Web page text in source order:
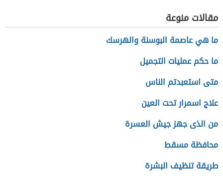
مقالات منوعة
ما هي عاصمة البوسنة والهرسك
ما حكم عمليات التجميل
متى استعبدتم الناس
علاج اسمرار تحت العين
من الذى جهز جيش العسرة
محافظة مسقط
طريقة تنظيف البشرة